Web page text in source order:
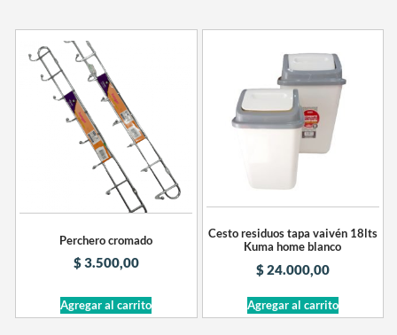
Perchero cromado
$3.500,00
Agregar al carrito
Cesto residuos tapa vaivén 18lts
Kuma home blanco
$24.000,00
Agregar al carrito